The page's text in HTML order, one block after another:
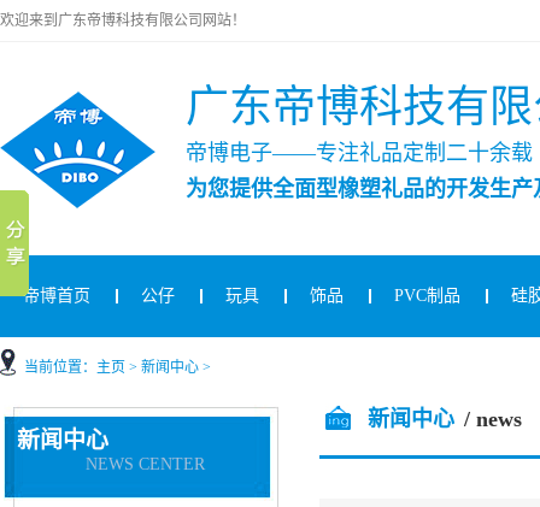
欢迎来到广东帝博科技有限公司网站！
广东帝博科技有
帝博电子——专注礼品定制二十余载
为您提供全面型橡塑礼品的开发生产
帝博首页 公仔 玩具 饰品 PVC制品 硅
当前位置： 主页 > 新闻中心 >
新闻中心 / news
新闻中心
NEWS CENTER